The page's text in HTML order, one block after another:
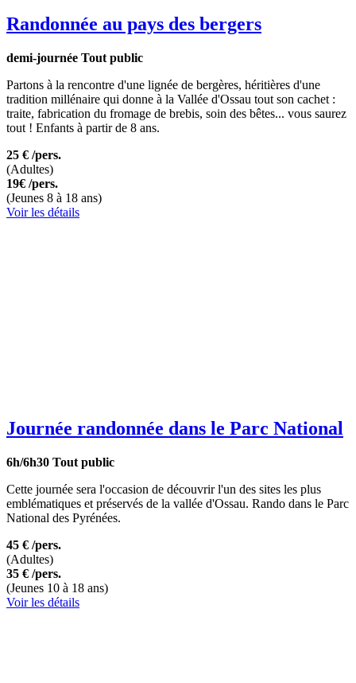
Randonnée au pays des bergers
demi-journée Tout public
Partons à la rencontre d'une lignée de bergères, héritières d'une
tradition millénaire qui donne à la Vallée d'Ossau tout son cachet :
traite, fabrication du fromage de brebis, soin des bêtes... vous saurez
tout ! Enfants à partir de 8 ans.
25 € /pers.
(Adultes)
19€ /pers.
(Jeunes 8 à 18 ans)
Voir les détails
Journée randonnée dans le Parc National
6h/6h30 Tout public
Cette journée sera l'occasion de découvrir l'un des sites les plus
emblématiques et préservés de la vallée d'Ossau. Rando dans le Parc
National des Pyrénées.
45 € /pers.
(Adultes)
35 € /pers.
(Jeunes 10 à 18 ans)
Voir les détails